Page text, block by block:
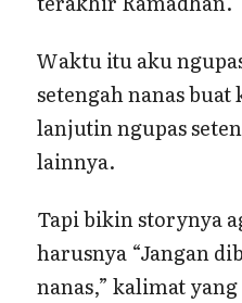
Waktu itu aku
setengah nanas
lanjutin ngupas
lainnya.
Tapi bikin storynya
harusnya “Jangan
nanas,” kalimat